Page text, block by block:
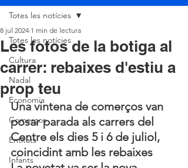
Totes les notícies
Cultura
Nadal
Economia
Comerços
Entitats
Infants
Totes les notícies
Les fotos de la botiga al
carrer: rebaixes d'estiu a
prop teu
8 jul 2024 1 min de lectura
Una vintena de comerços van
posar parada als carrers del
Centre els dies 5 i 6 de juliol,
coincidint amb les rebaixes